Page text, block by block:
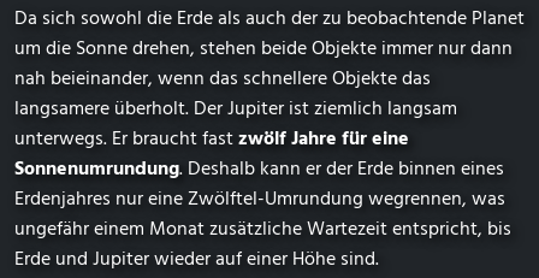
Da sich sowohl die Erde als auch der zu beobachtende Planet
um die Sonne drehen, stehen beide Objekte immer nur dann
nah beieinander, wenn das schnellere Objekte das
langsamere überholt. Der Jupiter ist ziemlich langsam
unterwegs. Er braucht fastzwölf Jahre für eine
Sonnenumrundung. Deshalb kann er der Erde binnen eines
Erdenjahres nur eine Zwölftel-Umrundung wegrennen, was
ungefähr einem Monat zusätzliche Wartezeit entspricht, bis
Erde und Jupiter wieder auf einer Höhe sind.